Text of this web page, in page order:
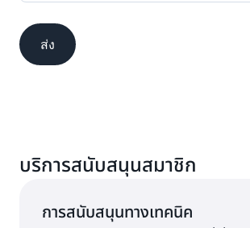
ส่ง
บริการสนับสนุนสมาชิก
การสนับสนุนทางเทคนิค